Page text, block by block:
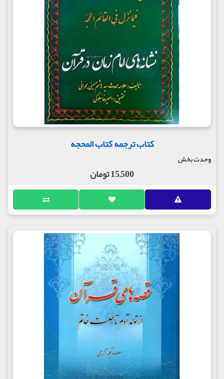
کتاب ترجمه کتاب المحجه
وحدت بخش
15,500 تومان